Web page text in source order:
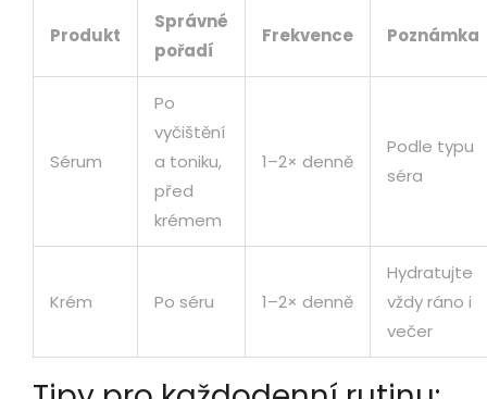
Produkt
Správné
pořadí
Frekvence Poznámka
Sérum
Po
vyčištění
a toniku,
před
krémem
1–2× denně
Podle typu
séra
Krém Po séru 1–2× denně
Hydratujte
vždy ráno i
večer